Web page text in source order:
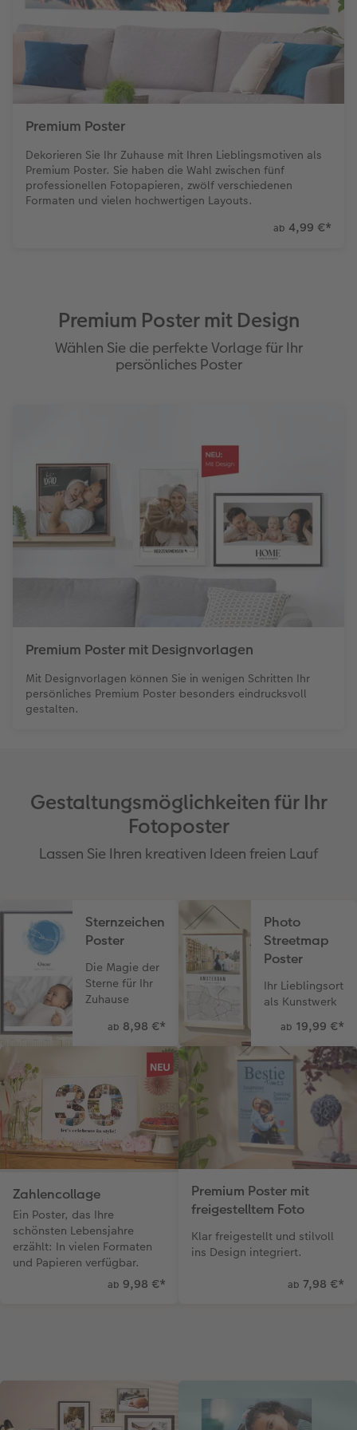
Foto-Kochbuch
Neuheiten
CEWE myPhotos
Neuheiten
Neuheiten
Neuheiten
CEWE myPhotos
CEWE myPhotos
Neuheiten
CEWE myPhotos
Neuheiten
CEWE myPhotos
Neuheiten
Premium Poster
Dekorieren Sie Ihr Zuhause mit Ihren Lieblingsmotiven als
Premium Poster. Sie haben die Wahl zwischen fünf
professionellen Fotopapieren, zwölf verschiedenen
Formaten und vielen hochwertigen Layouts.
ab 4,99 €*
Premium Poster mit Design
Wählen Sie die perfekte Vorlage für Ihr
persönliches Poster
Premium Poster mit Designvorlagen
Mit Designvorlagen können Sie in wenigen Schritten Ihr
persönliches Premium Poster besonders eindrucksvoll
gestalten.
Gestaltungsmöglichkeiten für Ihr
Fotoposter
Lassen Sie Ihren kreativen Ideen freien Lauf
Sternzeichen
Poster
Die Magie der
Sterne für Ihr
Zuhause
ab 8,98 €*
Photo
Streetmap
Poster
Ihr Lieblingsort
als Kunstwerk
ab 19,99 €*
Zahlencollage
Ein Poster, das Ihre
schönsten Lebensjahre
erzählt: In vielen Formaten
und Papieren verfügbar.
ab 9,98 €*
Premium Poster mit
freigestelltem Foto
Klar freigestellt und stilvoll
ins Design integriert.
ab 7,98 €*